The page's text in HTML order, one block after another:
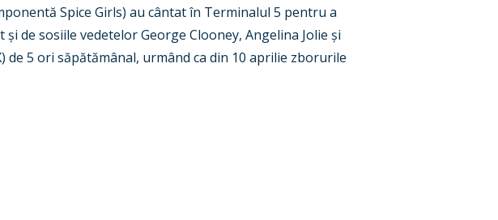
Spice Girls) au cântat în Terminalul 5 pentru a
de sosiile vedetelor George Clooney, Angelina Jolie și
de 5 ori săpătămânal, urmând ca din 10 aprilie zborurile